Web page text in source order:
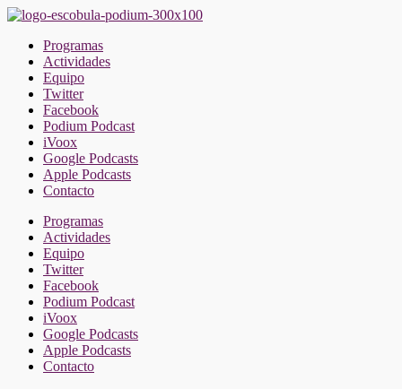
Saltar
contenidoProgramas
Actividades
Equipo
Twitter
Facebook
Podium Podcast
iVoox
Google Podcasts
Apple Podcasts
Contacto
Programas
Actividades
Equipo
Twitter
Facebook
Podium Podcast
iVoox
Google Podcasts
Apple Podcasts
Contacto